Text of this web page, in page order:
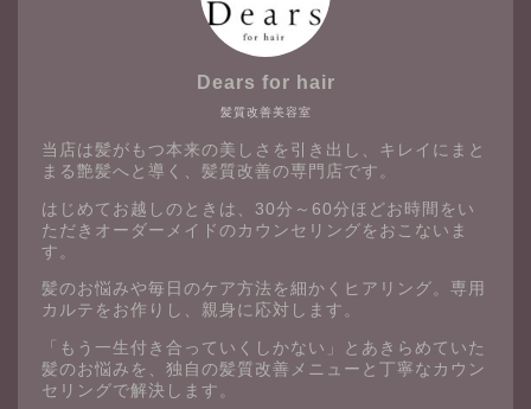
髪質改善美容室
Dears for hair
当店は髪がもつ本来の美しさを引き出し、キレイにまと
まる艶髪へと導く、髪質改善の専門店です。
はじめてお越しのときは、30分～60分ほどお時間をい
ただきオーダーメイドのカウンセリングをおこないま
す。
髪のお悩みや毎日のケア方法を細かくヒアリング。専用
カルテをお作りし、親身に応対します。
「もう一生付き合っていくしかない」とあきらめていた
髪のお悩みを、独自の髪質改善メニューと丁寧なカウン
セリングで解決します。